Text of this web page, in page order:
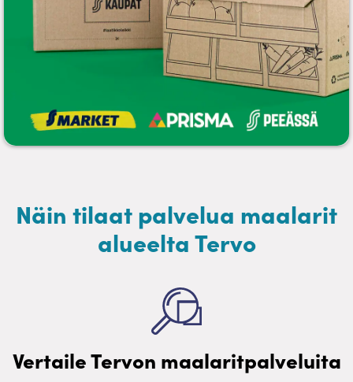
Näin tilaat palvelua maalarit
alueelta Tervo
Vertaile Tervon maalaritpalveluita